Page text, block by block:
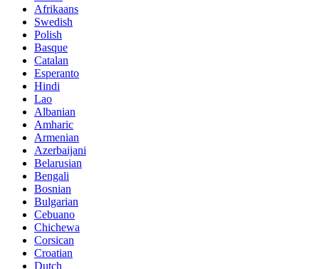
Afrikaans
Swedish
Polish
Basque
Catalan
Esperanto
Hindi
Lao
Albanian
Amharic
Armenian
Azerbaijani
Belarusian
Bengali
Bosnian
Bulgarian
Cebuano
Chichewa
Corsican
Croatian
Dutch